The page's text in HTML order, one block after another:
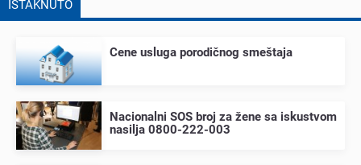
ISTAKNUTO
Cеnе usluga porodičnog smеštaja
Nacionalni SOS broj za žеnе sa iskustvom
nasilja 0800-222-003